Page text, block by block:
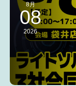
8月
08
2026